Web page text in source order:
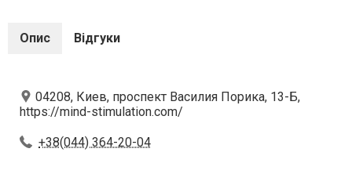
Опис Відгуки
04208, Киев, проспект Василия Порика, 13-Б,
https://mind-stimulation.com/
+38(044) 364-20-04